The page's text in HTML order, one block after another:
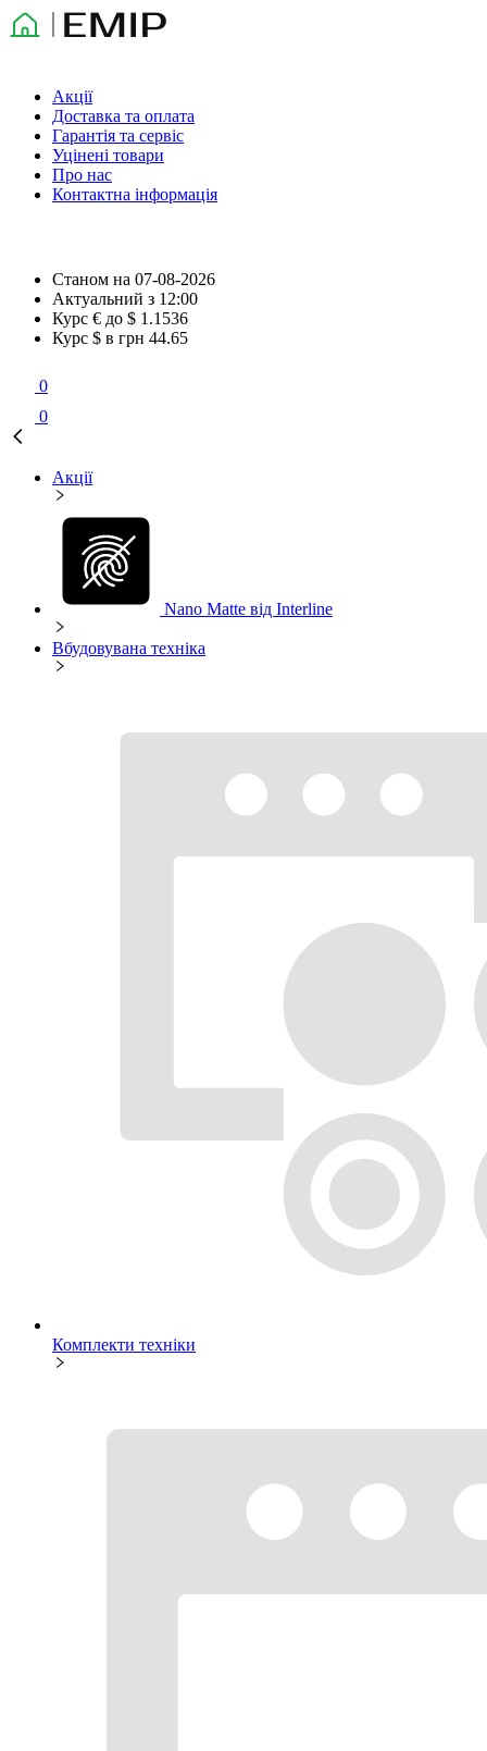
Акції
Доставка та оплата
Гарантія та сервіс
Уцінені товари
Про нас
Контактна інформація
Станом на 07-08-2026
Актуальний з 12:00
Курс € до $ 1.1536
Курс $ в грн 44.65
0
0
Акції
Nano Matte від Interline
Вбудовувана техніка
Комплекти техніки